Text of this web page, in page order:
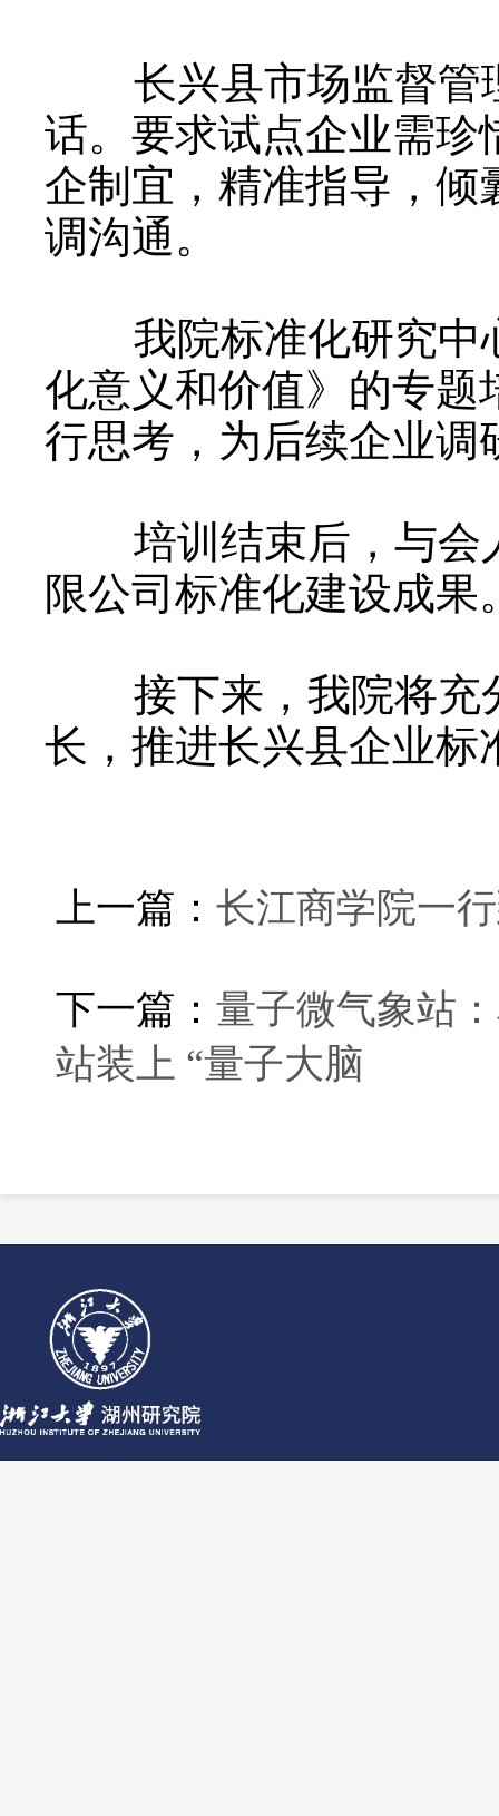
长兴县市场监督管
话。要求试点企业需珍
企制宜，精准指导，倾
调沟通。
我院标准化研究中
化意义和价值》的专题
行思考，为后续企业调
培训结束后，与会
限公司标准化建设成果
接下来，我院将充
长，推进长兴县企业标
上一篇： 长江商学院一
下一篇： 量子微气象站
站装上 “量子大脑